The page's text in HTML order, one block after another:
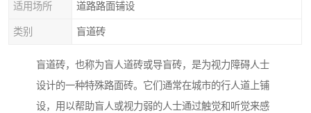
适用场所 道路路面铺设
类别 盲道砖
盲道砖，也称为盲人道砖或导盲砖，是为视力障碍人士
设计的一种特殊路面砖。它们通常在城市的行人道上铺
设，用以帮助盲人或视力弱的人士通过触觉和听觉来感